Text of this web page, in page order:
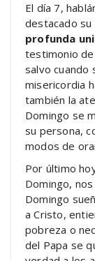
El día 7,
destacado su
profunda
testimonio
salvo cuando
misericordia
también la
Domingo se
su persona,
modos de
Por último
Domingo,
Domingo
a Cristo,
pobreza o
del Papa se